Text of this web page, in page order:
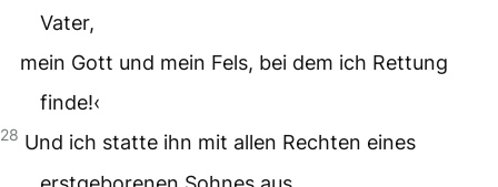
Vater,
mein Gott und mein Fels, bei dem ich Rettung
finde!‹
28 Und ich statte ihn mit allen Rechten eines